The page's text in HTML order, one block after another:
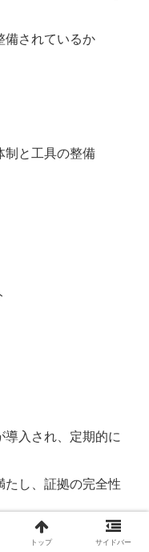
備されているか
制と工具の整備
入され、定期的に
たし、証拠の完全性
専門家との連携体制
トップ サイドバー